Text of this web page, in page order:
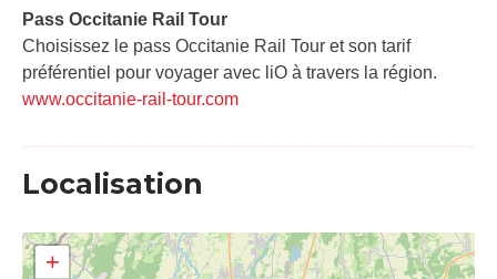
Pass Occitanie Rail Tour​
Choisissez le pass Occitanie Rail Tour et son tarif
préférentiel pour voyager avec liO à travers la région.
www.occitanie-rail-tour.com
Localisation
+